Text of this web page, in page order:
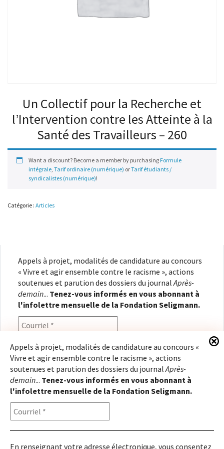
Un Collectif pour la Recherche et
l’Intervention contre les Atteinte à la
Santé des Travailleurs – 260
Want a discount? Become a member by purchasing Formule
intégrale, Tarif ordinaire (numérique) orTarif étudiants /
syndicalistes (numérique)!
Catégorie : Articles
Appels à projet, modalités de candidature au concours
« Vivre et agir ensemble contre le racisme », actions
soutenues et parution des dossiers du journalAprès-
demain... Tenez-vous informés en vous abonnant à
l'infolettre mensuelle de la Fondation Seligmann.
En renseignant votre adresse électronique, vous
consentez à recevoir l'infolettre de la Fondation
Seligmann, conformément à notrepolitique de
confidentialité. Il vous sera possible de vous
désabonner à tout moment.
Appels à projet, modalités de candidature au concours «
Vivre et agir ensemble contre le racisme », actions
soutenues et parution des dossiers du journalAprès-
demain... Tenez-vous informés en vous abonnant à
l'infolettre mensuelle de la Fondation Seligmann.
En renseignant votre adresse électronique, vous consentez